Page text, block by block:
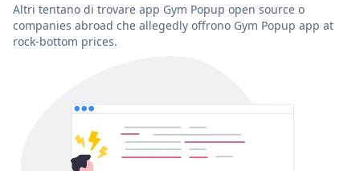
Altri tentano di trovare app Gym Popup open source o
companies abroad che allegedly offrono Gym Popup app at
rock-bottom prices.